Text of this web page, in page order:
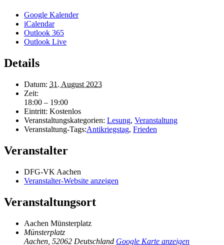
Google Kalender
iCalendar
Outlook 365
Outlook Live
Details
Datum: 31. August 2023
Zeit:
18:00 – 19:00
Eintritt: Kostenlos
Veranstaltungskategorien: Lesung, Veranstaltung
Veranstaltung-Tags:Antikriegstag, Frieden
Veranstalter
DFG-VK Aachen
Veranstalter-Website anzeigen
Veranstaltungsort
Aachen Münsterplatz
Münsterplatz
Aachen 52062 Deutschland Google Karte anzeigen